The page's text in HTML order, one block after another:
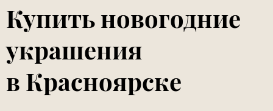
Купить новогодние
украшения
в Красноярске